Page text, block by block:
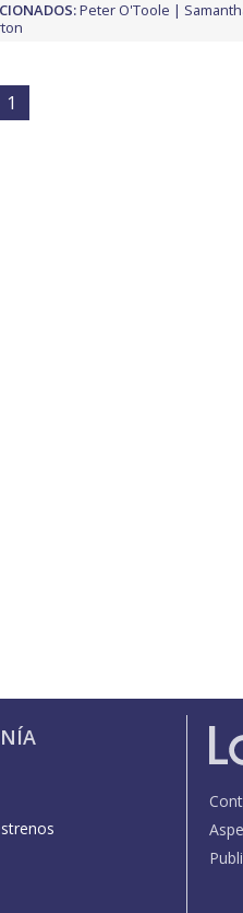
Peter O'Toole
1